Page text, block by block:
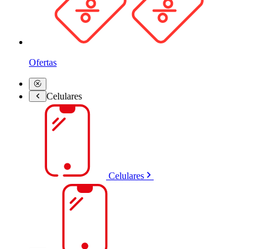
Ofertas
Celulares
Celulares